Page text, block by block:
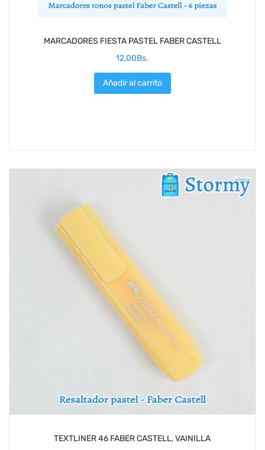
MARCADORES FIESTA PASTEL FABER CASTELL
12,00Bs.
Añadir al carrito
TEXTLINER 46 FABER CASTELL, VAINILLA